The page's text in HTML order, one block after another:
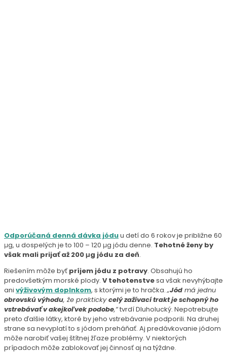
Odporúčaná denná dávka jóduu detí do 6 rokov je približne 60
μg, u dospelých je to 100 – 120 μg jódu denne. Tehotné ženy by
však mali prijať až 200 μg jódu za deň.
Riešením môže byť príjem jódu z potravy. Obsahujú ho
predovšetkým morské plody. V tehotenstvesa však nevyhýbajte
ani výživovým doplnkom, s ktorými je to hračka.„Jód má jednu
obrovskú výhodu, že praktickycelý zažívací trakt je schopný ho
vstrebávať v akejkoľvek podobe,“tvrdí Dluholucký. Nepotrebujte
preto ďalšie látky, ktoré by jeho vstrebávanie podporili. Na druhej
strane sa nevyplatí to s jódom preháňať. Aj predávkovanie jódom
môže narobiť vašej štítnej žľaze problémy. V niektorých
prípadoch môže zablokovať jej činnosť aj na týždne.